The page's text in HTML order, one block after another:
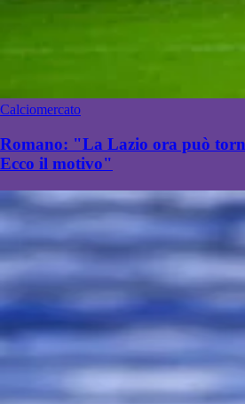
Calciomercato
Romano: "La Lazio ora può
Ecco il motivo"